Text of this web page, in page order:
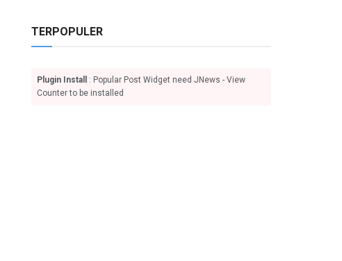
TERPOPULER
Plugin Install
: Popular Post Widget need JNews - View
Counter to be installed